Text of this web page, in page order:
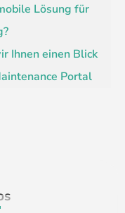
Lösung für
Ihnen einen Blick
Portal